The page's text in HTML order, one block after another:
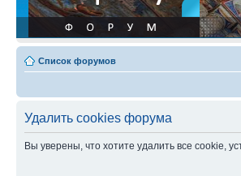
Список форумов
Удалить cookies форума
Вы уверены, что хотите удалить все cookie,